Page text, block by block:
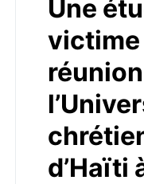
Une
victime
d’Haïti